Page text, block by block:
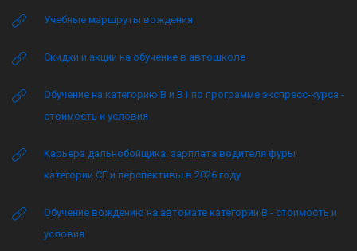
Учебные маршруты вождения
Скидки и акции на обучение в автошколе
Обучение на категорию B и B1 по программе экспресс-курса -
стоимость и условия
Карьера дальнобойщика: зарплата водителя фуры
категории CE и перспективы в 2026 году
Обучение вождению на автомате категории B - стоимость и
условия